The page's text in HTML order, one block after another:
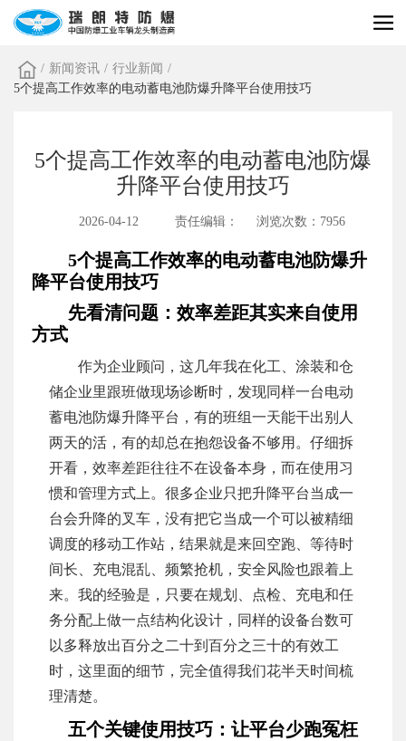
/ 新闻资讯 / 行业新闻 /
5个提高工作效率的电动蓄电池防爆升降平台使用技巧
5个提高工作效率的电动蓄电池防爆
升降平台使用技巧
2026-04-12 责任编辑： 浏览次数：7956
5个提高工作效率的电动蓄电池防爆升
降平台使用技巧
先看清问题：效率差距其实来自使用
方式
作为企业顾问，这几年我在化工、涂装和仓
储企业里跟班做现场诊断时，发现同样一台电动
蓄电池防爆升降平台，有的班组一天能干出别人
两天的活，有的却总在抱怨设备不够用。仔细拆
开看，效率差距往往不在设备本身，而在使用习
惯和管理方式上。很多企业只把升降平台当成一
台会升降的叉车，没有把它当成一个可以被精细
调度的移动工作站，结果就是来回空跑、等待时
间长、充电混乱、频繁抢机，安全风险也跟着上
来。我的经验是，只要在规划、点检、充电和任
务分配上做一点结构化设计，同样的设备台数可
以多释放出百分之二十到百分之三十的有效工
时，这里面的细节，完全值得我们花半天时间梳
理清楚。
五个关键使用技巧：让平台少跑冤枉